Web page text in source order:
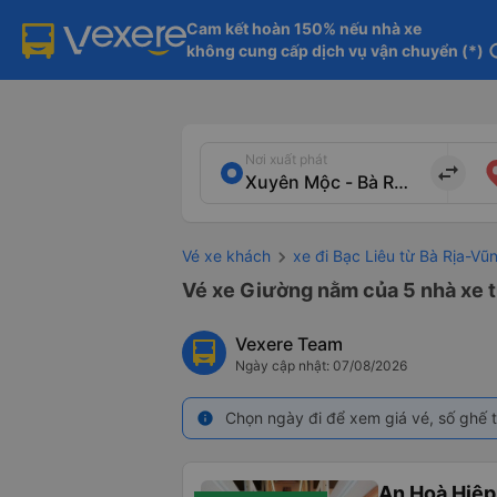
Cam kết hoàn 150% nếu nhà xe
không cung cấp dịch vụ vận chuyển (*)
Nơi xuất phát
import_export
Vé xe khách xe đi Bạc Liêu từ Bà Rịa-
Vé xe Giường nằm của 5 nhà xe
Vexere Team
Ngày cập nhật: 07/08/2026
info Chọn ngày đi để xem giá vé, số